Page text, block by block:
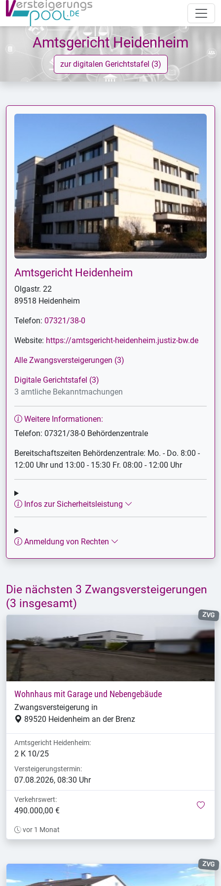
Amtsgericht Heidenheim
zur digitalen Gerichtstafel (3)
Die nächsten 3 Zwangsversteigerungen
(3 insgesamt)
ZVG
Wohnhaus mit Garage und Nebengebäude
Zwangsversteigerung in
89520 Heidenheim an der Brenz
Amtsgericht Heidenheim:
2 K 10/25
Versteigerungstermin:
07.08.2026, 08:30 Uhr
Verkehrswert:
490.000,00 €
vor 1 Monat
ZVG
Amtsgericht Heidenheim
Olgastr. 22
89518 Heidenheim
Telefon: 07321/38-0
Website: https://amtsgericht-heidenheim.justiz-bw.de
Alle Zwangsversteigerungen (3)
Digitale Gerichtstafel (3)
3 amtliche Bekanntmachungen
Weitere Informationen:
Telefon: 07321/38-0 Behördenzentrale
Bereitschaftszeiten Behördenzentrale: Mo. - Do. 8:00 -
12:00 Uhr und 13:00 - 15:30 Fr. 08:00 - 12:00 Uhr
Infos zur Sicherheitsleistung
Anmeldung von Rechten